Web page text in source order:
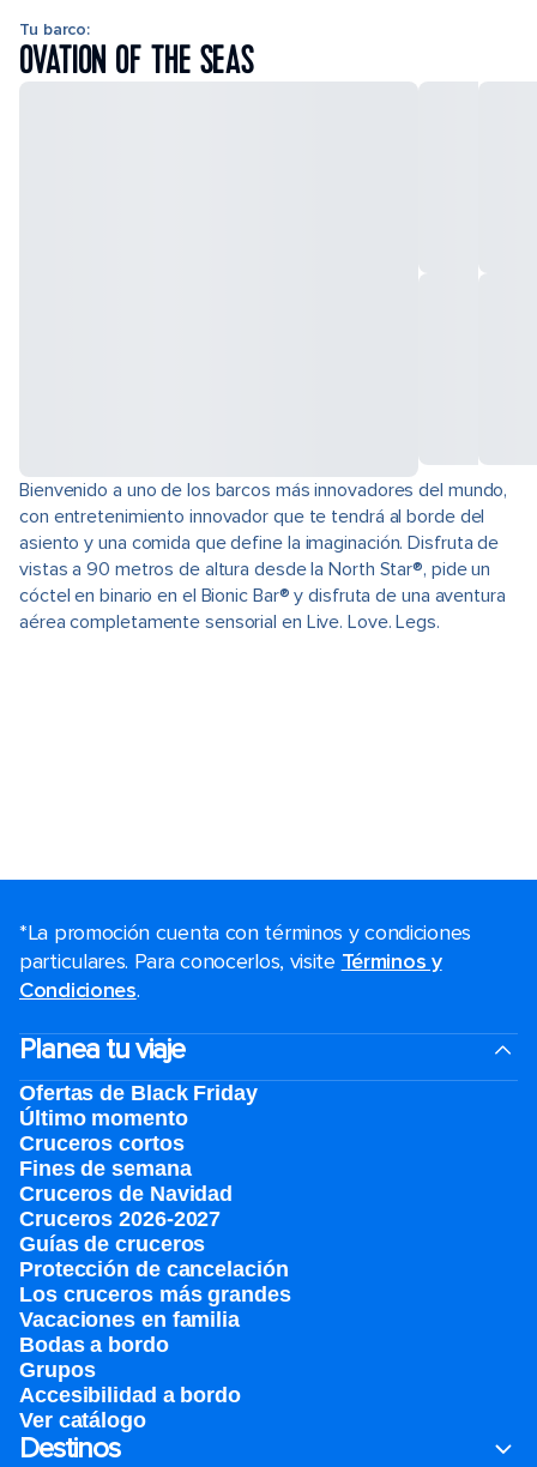
Tu barco:
OVATION OF THE SEAS
Bienvenido a uno de los barcos más innovadores del mundo,
con entretenimiento innovador que te tendrá al borde del
asiento y una comida que define la imaginación. Disfruta de
vistas a 90 metros de altura desde la North Star®, pide un
cóctel en binario en el Bionic Bar® y disfruta de una aventura
aérea completamente sensorial en Live. Love. Legs.
*La promoción cuenta con términos y condiciones
particulares. Para conocerlos, visite Términos y
Condiciones.
Planea tu viaje
Ofertas de Black Friday
Último momento
Cruceros cortos
Fines de semana
Cruceros de Navidad
Cruceros 2026-2027
Guías de cruceros
Protección de cancelación
Los cruceros más grandes
Vacaciones en familia
Bodas a bordo
Grupos
Accesibilidad a bordo
Ver catálogo
Destinos